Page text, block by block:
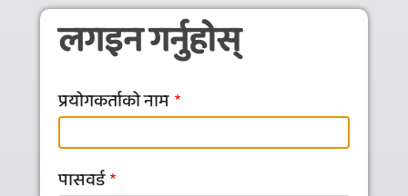
Skip to main content
लगइन गर्नुहोस्‌
प्रयोगकर्ताको नाम
पासवर्ड